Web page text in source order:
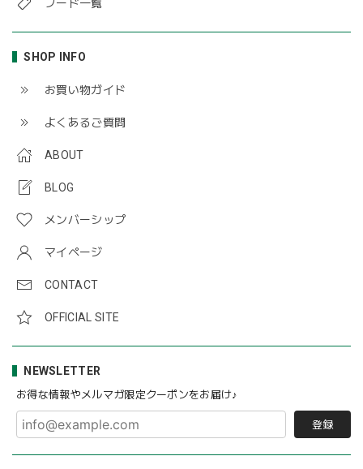
フード一覧
SHOP INFO
お買い物ガイド
よくあるご質問
ABOUT
BLOG
メンバーシップ
マイページ
CONTACT
OFFICIAL SITE
NEWSLETTER
お得な情報やメルマガ限定クーポンをお届け♪
登録